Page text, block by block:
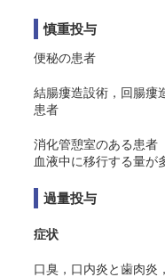
慎重投与
便秘の患者
結腸瘻造設術，回腸瘻
患者
消化管憩室のある患者
血液中に移行する量が
過量投与
症状
口臭，口内炎と歯肉炎